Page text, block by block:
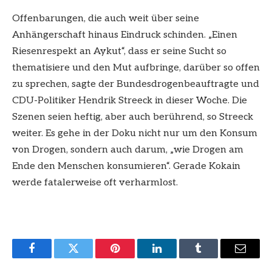
Offenbarungen, die auch weit über seine
Anhängerschaft hinaus Eindruck schinden. „Einen
Riesenrespekt an Aykut“, dass er seine Sucht so
thematisiere und den Mut aufbringe, darüber so offen
zu sprechen, sagte der Bundesdrogenbeauftragte und
CDU-Politiker Hendrik Streeck in dieser Woche. Die
Szenen seien heftig, aber auch berührend, so Streeck
weiter. Es gehe in der Doku nicht nur um den Konsum
von Drogen, sondern auch darum, „wie Drogen am
Ende den Menschen konsumieren“. Gerade Kokain
werde fatalerweise oft verharmlost.
FacebookTwitter Pinterest LinkedInTumblr Email